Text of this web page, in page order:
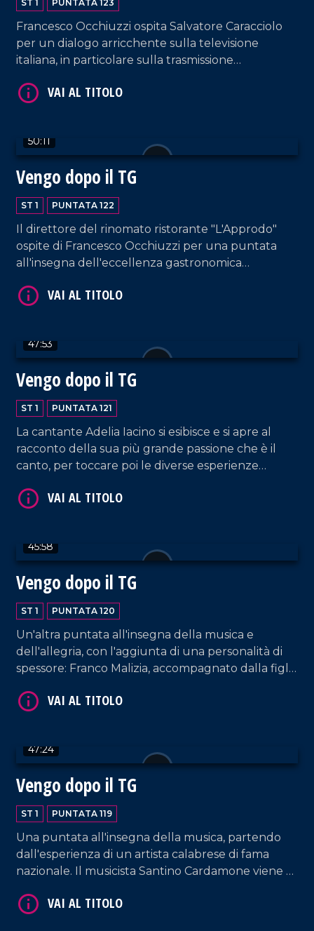
ST 1 PUNTATA 123
Francesco Occhiuzzi ospita Salvatore Caracciolo
per un dialogo arricchente sulla televisione
italiana, in particolare sulla trasmissione
anche dall'intervento di Antonella Grippo.
50:11
Vengo dopo il TG
ST 1 PUNTATA 122
Il direttore del rinomato ristorante "L'Approdo"
ospite di Francesco Occhiuzzi per una puntata
all'insegna dell'eccellenza gastronomica
EL Dan e di Letizia Pagano, questa volta
47:53
Vengo dopo il TG
ST 1 PUNTATA 121
La cantante Adelia Iacino si esibisce e si apre al
racconto della sua più grande passione che è il
canto, per toccare poi le diverse esperienze
spaziano dalla conduzione tv e radiofonica, al
45:58
Vengo dopo il TG
ST 1 PUNTATA 120
Un'altra puntata all'insegna della musica e
dell'allegria, con l'aggiunta di una personalità di
spessore: Franco Malizia, accompagnato dalla figlia
campo dell'imprenditoria calabrese.
47:24
Vengo dopo il TG
ST 1 PUNTATA 119
Una puntata all'insegna della musica, partendo
dall'esperienza di un artista calabrese di fama
nazionale. Il musicista Santino Cardamone viene a
accompagnato da sua moglie, Eleonora Anania,
VAI AL TITOLO
VAI AL TITOLO
VAI AL TITOLO
VAI AL TITOLO